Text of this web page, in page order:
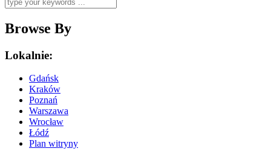
Browse By
Lokalnie:
Gdańsk
Kraków
Poznań
Warszawa
Wrocław
Łódź
Plan witryny